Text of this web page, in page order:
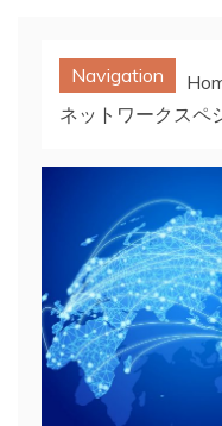
Navigation
ネットワークスペ